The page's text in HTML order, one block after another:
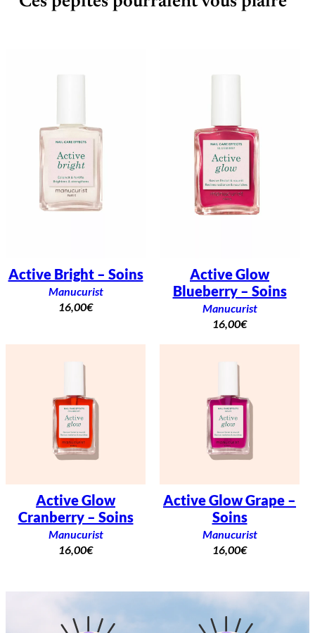
Active Bright – Soins
Manucurist
16,00€
Active Glow
Blueberry – Soins
Manucurist
16,00€
Active Glow
Cranberry – Soins
Manucurist
16,00€
Active Glow Grape –
Soins
Manucurist
16,00€